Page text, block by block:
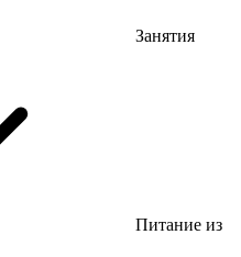
Занятия
Питание из